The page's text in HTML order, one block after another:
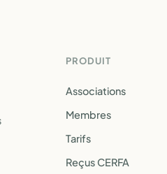
PRODUIT
Associations
Membres
Tarifs
Reçus CERFA